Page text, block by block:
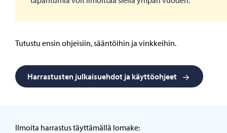
Tutustu ensin ohjeisiin, sääntöihin ja vinkkeihin.
Harrastusten julkaisuehdot ja käyttöohjeet
Ilmoita harrastus täyttämällä lomake: